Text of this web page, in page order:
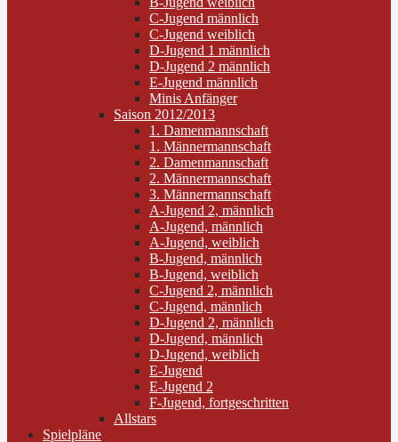
C-Jugend männlich
C-Jugend weiblich
D-Jugend 1 männlich
D-Jugend 2 männlich
E-Jugend männlich
Minis Anfänger
Saison 2012/2013
1. Damenmannschaft
1. Männermannschaft
2. Damenmannschaft
2. Männermannschaft
3. Männermannschaft
A-Jugend 2, männlich
A-Jugend, männlich
A-Jugend, weiblich
B-Jugend, männlich
B-Jugend, weiblich
C-Jugend 2, männlich
C-Jugend, männlich
D-Jugend 2, männlich
D-Jugend, männlich
D-Jugend, weiblich
E-Jugend
E-Jugend 2
F-Jugend, fortgeschritten
Allstars
Spielpläne